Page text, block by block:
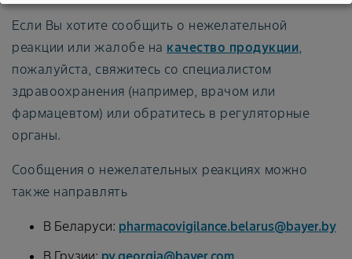
Если Вы хотите сообщить о нежелательной
реакции или жалобе на качество продукции,
пожалуйста, свяжитесь со специалистом
здравоохранения (например, врачом или
фармацевтом) или обратитесь в регуляторные
органы.
Сообщения о нежелательных реакциях можно
также направлять
В Беларуси: pharmacovigilance.belarus@bayer.by